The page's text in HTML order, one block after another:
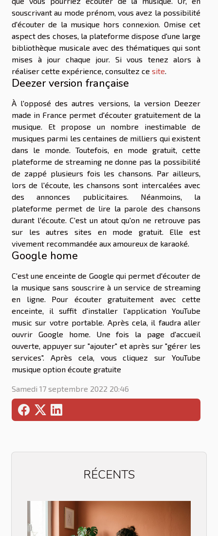
souscrivant au mode prénom, vous avez la possibilité
d'écouter de la musique hors connexion. Omise cet
aspect des choses, la plateforme dispose d'une large
bibliothèque musicale avec des thématiques qui sont
mises à jour chaque jour. Si vous tenez alors à
réaliser cette expérience, consultez ce site.
Deezer version française
À l'opposé des autres versions, la version Deezer
made in France permet d'écouter gratuitement de la
musique. Et propose un nombre inestimable de
musiques parmi les centaines de milliers qui existent
dans le monde. Toutefois, en mode gratuit, cette
plateforme de streaming ne donne pas la possibilité
de zappé plusieurs fois les chansons. Par ailleurs,
lors de l'écoute, les chansons sont intercalées avec
des annonces publicitaires. Néanmoins, la
plateforme permet de lire la parole des chansons
durant l'écoute. C'est un atout qu'on ne retrouve pas
sur les autres sites en mode gratuit. Elle est
vivement recommandée aux amoureux de karaoké.
Google home
C'est une enceinte de Google qui permet d'écouter de
la musique sans souscrire à un service de streaming
en ligne. Pour écouter gratuitement avec cette
enceinte, il suffit d'installer l'application YouTube
music sur votre portable. Après cela, il faudra aller
ouvrir Google home. Une fois la page d'accueil
ouverte, appuyer sur "ajouter" et après sur "gérer les
services". Après cela, vous cliquez sur YouTube
musique option écoute gratuite
Samedi 17 septembre 2022 20:46
RÉCENTS